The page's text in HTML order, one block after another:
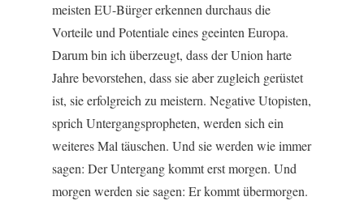
meisten EU-Bürger erkennen durchaus die
Vorteile und Potentiale eines geeinten Europa.
Darum bin ich überzeugt, dass der Union harte
Jahre bevorstehen, dass sie aber zugleich gerüstet
ist, sie erfolgreich zu meistern. Negative Utopisten,
sprich Untergangspropheten, werden sich ein
weiteres Mal täuschen. Und sie werden wie immer
sagen: Der Untergang kommt erst morgen. Und
morgen werden sie sagen: Er kommt übermorgen.